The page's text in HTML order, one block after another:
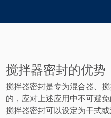
密封辅
搅拌器密封的优势
搅拌器密封是专为混合器、
的，应对上述应用中不可避
搅拌器密封可以设定为干式或